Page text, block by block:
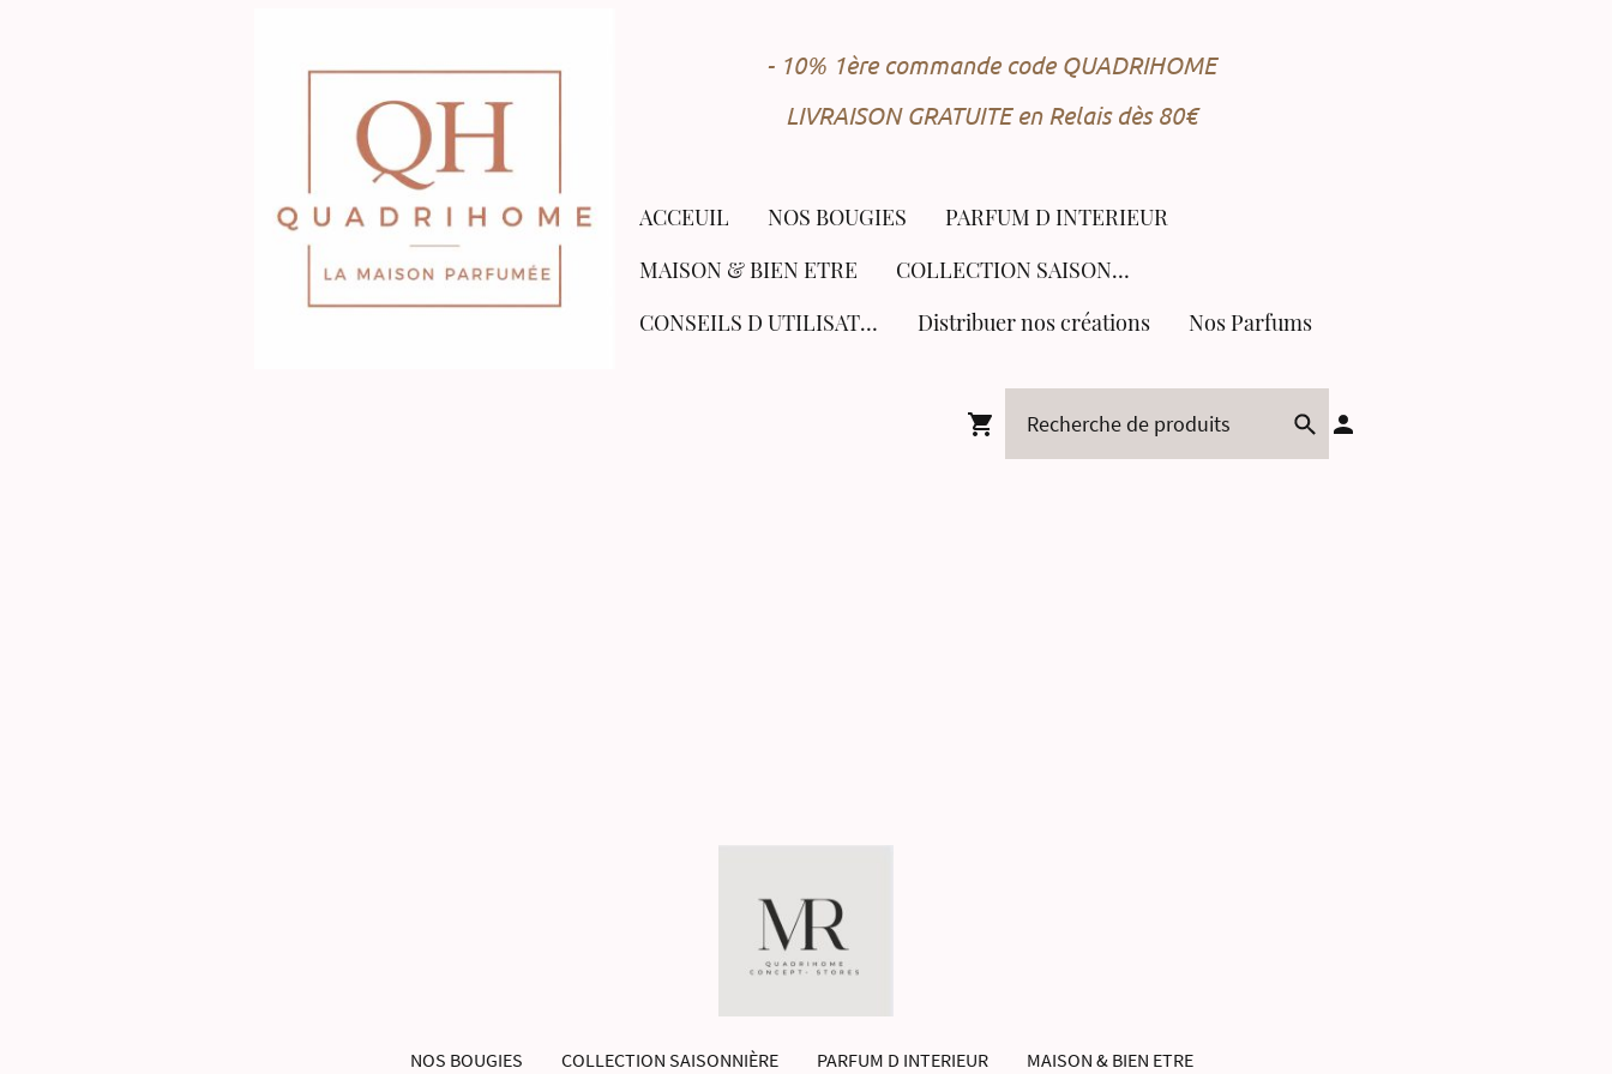
- 10% 1ère commande code QUADRIHOME
LIVRAISON GRATUITE en Relais dès 80€
ACCEUIL NOS BOUGIES
PARFUM D INTERIEUR
MAISON & BIEN ETRE
COLLECTION SAISONNIÈRE
CONSEILS D UTILISATION
Distribuer nos créations Nos Parfums
NOS BOUGIES COLLECTION SAISONNIÈRE PARFUM D INTERIEUR MAISON & BIEN ETRE